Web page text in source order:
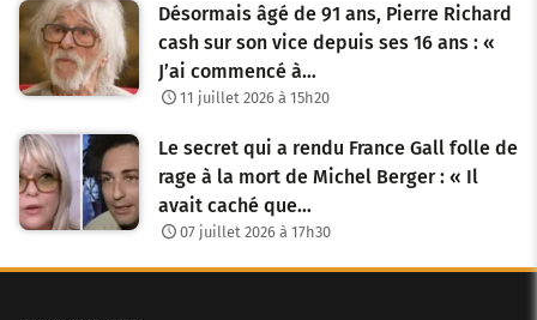
Désormais âgé de 91 ans, Pierre Richard
cash sur son vice depuis ses 16 ans : «
J’ai commencé à…
11 juillet 2026 à 15h20
Le secret qui a rendu France Gall folle de
rage à la mort de Michel Berger : « Il
avait caché que…
07 juillet 2026 à 17h30